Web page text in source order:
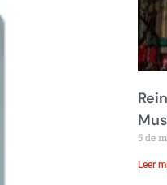
5 de
Leer